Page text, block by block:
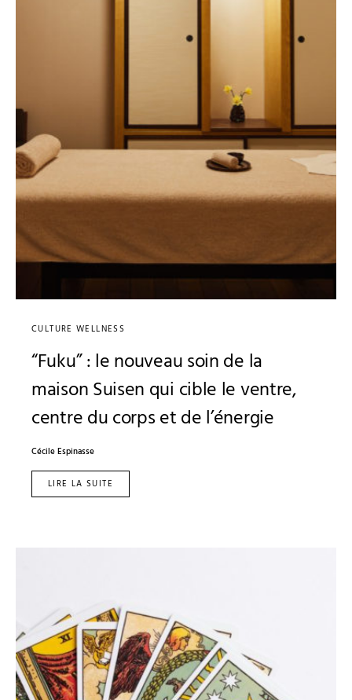
CULTURE WELLNESS
“Fuku” : le nouveau soin de la
maison Suisen qui cible le ventre,
centre du corps et de l’énergie
Cécile Espinasse
LIRE LA SUITE